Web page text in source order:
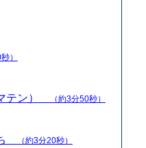
）
テン） （約3分50秒）
（約3分20秒）